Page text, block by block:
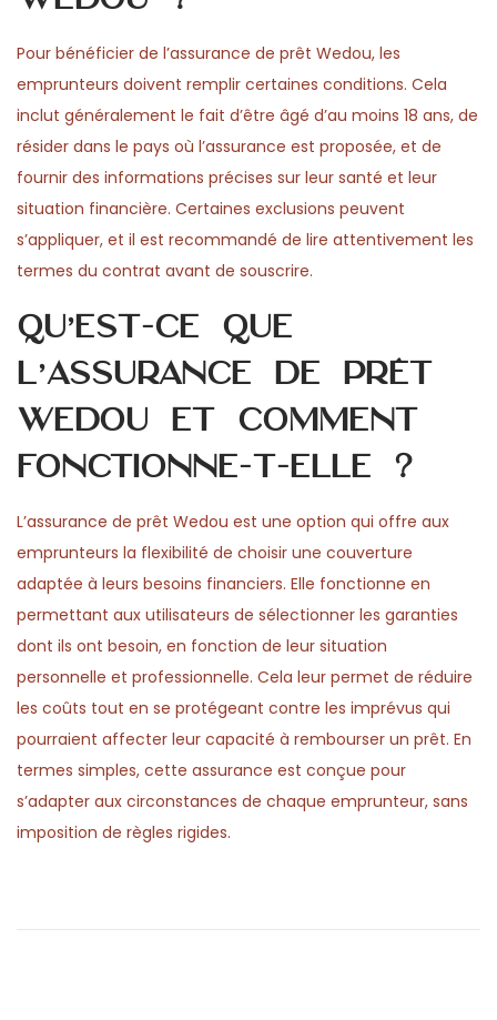
Pour bénéficier de l’assurance de prêt Wedou, les
emprunteurs doivent remplir certaines conditions. Cela
inclut généralement le fait d’être âgé d’au moins 18 ans, de
résider dans le pays où l’assurance est proposée, et de
fournir des informations précises sur leur santé et leur
situation financière. Certaines exclusions peuvent
s’appliquer, et il est recommandé de lire attentivement les
termes du contrat avant de souscrire.
Qu’est-ce que
l’assurance de prêt
Wedou et comment
fonctionne-t-elle ?
L’assurance de prêt Wedou est une option qui offre aux
emprunteurs la flexibilité de choisir une couverture
adaptée à leurs besoins financiers. Elle fonctionne en
permettant aux utilisateurs de sélectionner les garanties
dont ils ont besoin, en fonction de leur situation
personnelle et professionnelle. Cela leur permet de réduire
les coûts tout en se protégeant contre les imprévus qui
pourraient affecter leur capacité à rembourser un prêt. En
termes simples, cette assurance est conçue pour
s’adapter aux circonstances de chaque emprunteur, sans
imposition de règles rigides.